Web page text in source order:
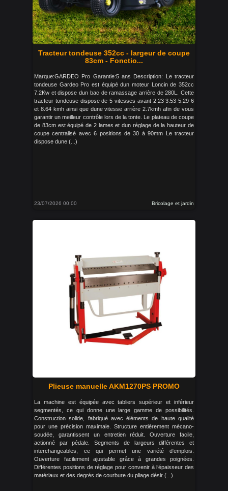
Tracteur tondeuse 352cc - largeur de coupe
83cm - Fonctio...
Marque:GARDEO Pro Garantie:5 ans Description: Le tracteur
tondeuse Gardeo Pro est équipé dun moteur Loncin de 352cc
7.2Kw et dispose dun bac de ramassage arrière de 280L. Cette
tracteur tondeuse dispose de 5 vitesses avant 2.23 3.53 5.29 6
et 8.64 kmh ainsi que dune vitesse arrière 2.7kmh afin de vous
garantir un meilleur contrôle lors de la tonte. Le plateau de coupe
de 83cm est équipé de 2 lames et dun réglage de la hauteur de
coupe centralisé avec 6 positions de 30 à 90mm Le tracteur
dispose dune (...)
23/07/2026 00:00 Bricolage et jardin
Plieuse manuelle AKM1270PS PROMO
La machine est équipée avec tabliers supérieur et inférieur
segmentés, ce qui donne une large gamme de possibilités.
Construction solide, fabriqué avec éléments de haute qualité
pour une précision maximale. Structure entièrement mécano-
soudée, garantissent un entretien réduit. Ouverture facile,
actionné par pédale. Segments de largeurs différentes et
interchangeables, ce qui permet une variété d‘emplois.
Ouverture facilement ajustable grâce à grandes poignées.
Différentes positions de réglage pour convenir à l‘épaisseur des
matériaux et des degrés de courbure du pliage désir (...)